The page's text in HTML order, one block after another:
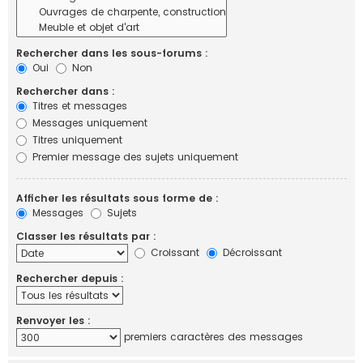
Rechercher dans les sous-forums :
Oui
Non
Rechercher dans :
Titres et messages
Messages uniquement
Titres uniquement
Premier message des sujets uniquement
Afficher les résultats sous forme de :
Messages
Sujets
Classer les résultats par :
Croissant
Décroissant
Rechercher depuis :
Renvoyer les :
premiers caractères des messages